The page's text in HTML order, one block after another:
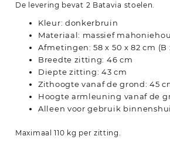
De levering bevat 2 Batavia stoelen.
Kleur: donkerbruin
Materiaal: massief
Afmetingen: 58 x 50 x 82 cm (B
Breedte zitting: 46 cm
Diepte zitting: 43 cm
Zithoogte vanaf de grond: 45
Hoogte armleuning vanaf de
Alleen voor gebruik
Maximaal 110 kg per zitting.